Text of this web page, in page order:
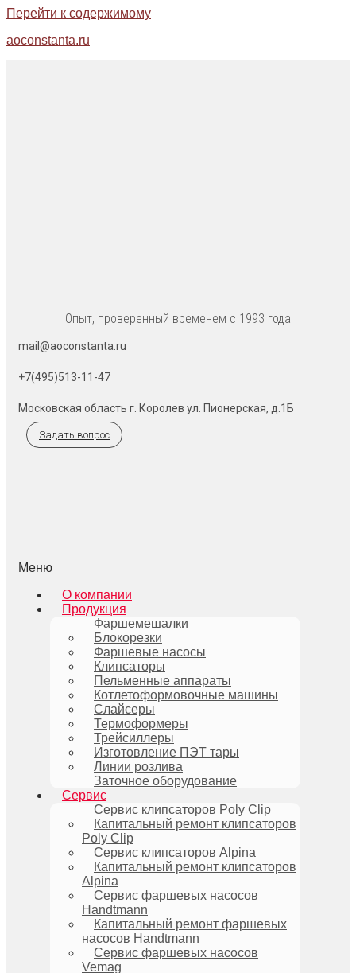
Перейти к содержимому
aoconstanta.ru
Опыт, проверенный временем с 1993 года
mail@aoconstanta.ru
+7(495)513-11-47
Московская область г. Королев ул. Пионерская, д.1Б
Задать вопрос
Меню
О компании
Продукция
Фаршемешалки
Блокорезки
Фаршевые насосы
Клипсаторы
Пельменные аппараты
Котлетоформовочные машины
Слайсеры
Термоформеры
Трейсиллеры
Изготовление ПЭТ тары
Линии розлива
Заточное оборудование
Сервис
Сервис клипсаторов Poly Clip
Капитальный ремонт клипсаторов
Poly Clip
Сервис клипсаторов Alpina
Капитальный ремонт клипсаторов
Alpina
Сервис фаршевых насосов
Handtmann
Капитальный ремонт фаршевых
насосов Handtmann
Сервис фаршевых насосов
Vemag